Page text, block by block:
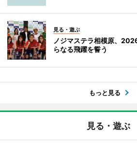
見る・遊ぶ
ノジマステラ相模原、
らなる飛躍を誓う
もっと見る
見る・遊ぶ